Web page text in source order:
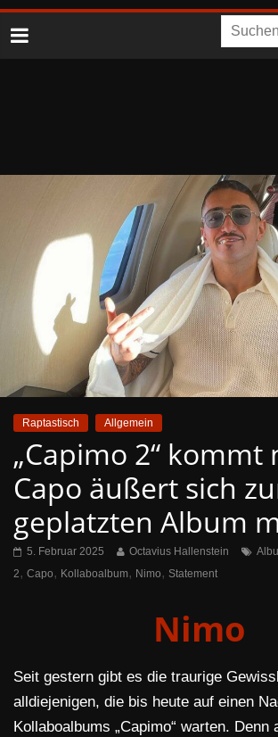
Raptastisch Allgemein
„Capimo 2“ kommt
Capo äußert sich
geplatzten Album
5. Februar 2025 Octavius Hallenstein
2, Capo, Kollaboalbum, Nimo, Statement
Nimo
Seit gestern gibt es die traurige
alldiejenigen, die bis heute auf einen
Kollaboalbums „Capimo“ warten. Denn